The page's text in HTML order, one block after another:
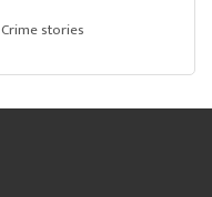
Crime stories